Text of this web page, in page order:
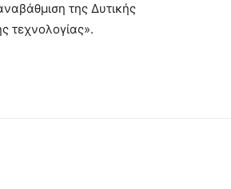
της Δυτικής
τεχνολογίας».